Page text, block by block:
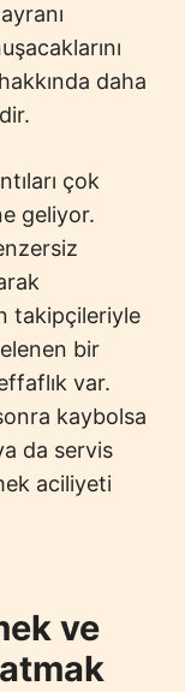
daha
çok
geliyor.
takipçileriyle
bir
var.
kaybolsa
da servis
aciliyeti
ve